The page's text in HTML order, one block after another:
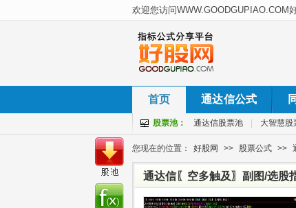
首页 通达信公式
股票池： 通达信股票池 大智慧股
您现在的位置： 好股网 >> 股票公式 >>
通达信〖空多触及〗副图/选股